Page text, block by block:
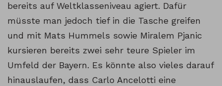
bereits auf Weltklasseniveau agiert. Dafür
müsste man jedoch tief in die Tasche greifen
und mit Mats Hummels sowie Miralem Pjanic
kursieren bereits zwei sehr teure Spieler im
Umfeld der Bayern. Es könnte also vieles darauf
hinauslaufen, dass Carlo Ancelotti eine